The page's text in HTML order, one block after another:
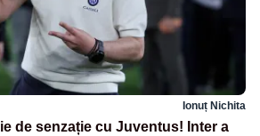
Ionuț Nichita
de senzație cu Juventus! Inter a